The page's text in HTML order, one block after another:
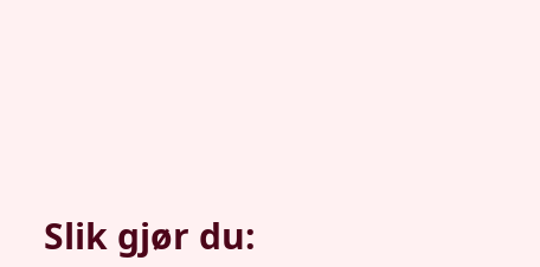
Slik gjør du: